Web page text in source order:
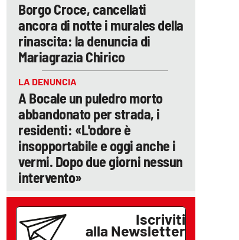
Borgo Croce, cancellati
ancora di notte i murales della
rinascita: la denuncia di
Mariagrazia Chirico
LA DENUNCIA
A Bocale un puledro morto
abbandonato per strada, i
residenti: «L'odore è
insopportabile e oggi anche i
vermi. Dopo due giorni nessun
intervento»
Iscriviti
alla Newsletter